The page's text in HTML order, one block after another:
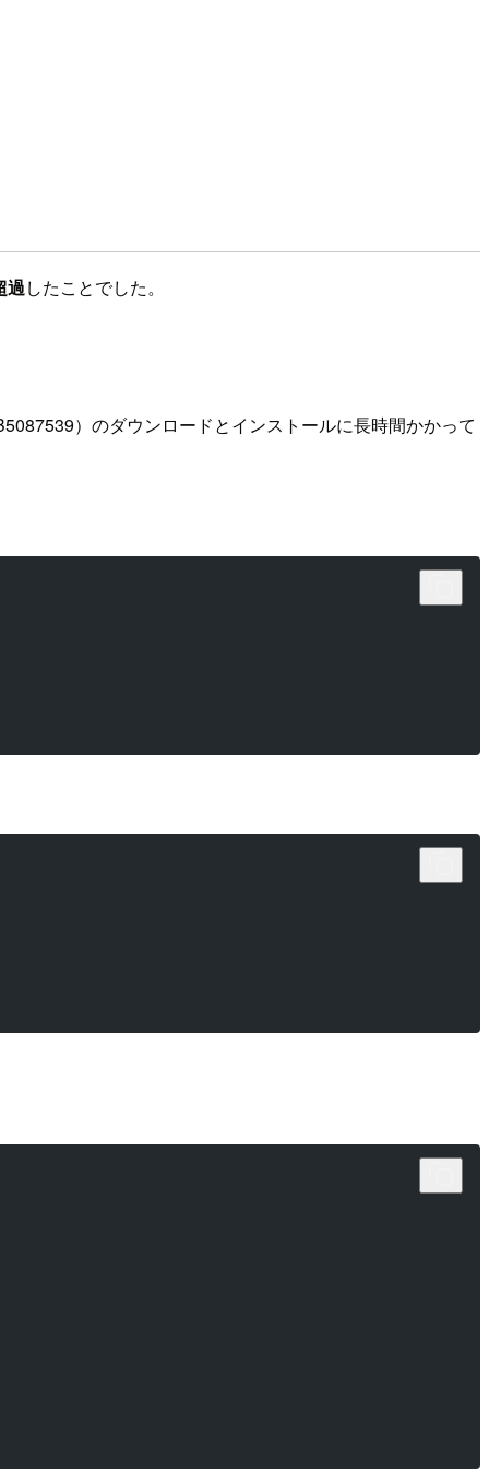
過したことでした。
）のダウンロードとインストールに長時間かかって